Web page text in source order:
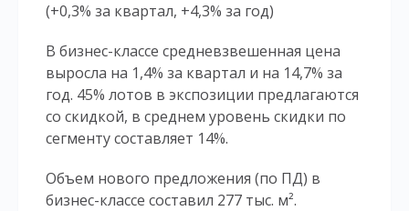
(+0,3% за квартал, +4,3% за год)
В бизнес-классе средневзвешенная цена
выросла на 1,4% за квартал и на 14,7% за
год. 45% лотов в экспозиции предлагаются
со скидкой, в среднем уровень скидки по
сегменту составляет 14%.
Объем нового предложения (по ПД) в
бизнес-классе составил 277 тыс. м².